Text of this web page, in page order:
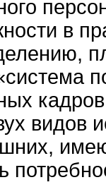
в
видов